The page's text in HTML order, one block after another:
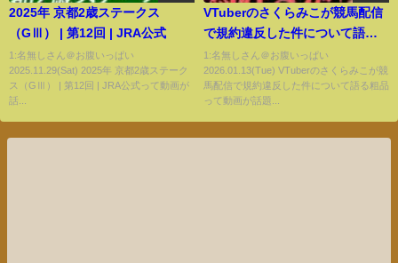
2025年 京都2歳ステークス
（GⅢ） | 第12回 | JRA公式
1:名無しさん＠お腹いっぱい
2025.11.29(Sat) 2025年 京都2歳ステーク
ス（GⅢ） | 第12回 | JRA公式って動画が
話...
VTuberのさくらみこが競馬配信
で規約違反した件について語る
粗品
1:名無しさん＠お腹いっぱい
2026.01.13(Tue) VTuberのさくらみこが競
馬配信で規約違反した件について語る粗品
って動画が話題...